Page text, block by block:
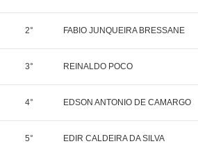
2° FABIO JUNQUEIRA BRESSANE
3° REINALDO POCO
4° EDSON ANTONIO DE CAMARGO
5° EDIR CALDEIRA DA SILVA